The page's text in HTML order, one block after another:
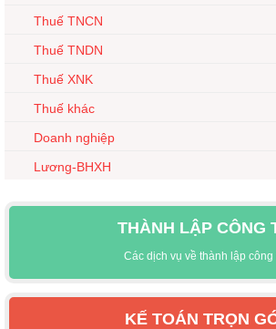
Thuế TNCN
Thuế TNDN
Thuế XNK
Thuế khác
Doanh nghiệp
Lương-BHXH
THÀNH LẬP CÔNG
Các dịch vụ về thành lập công
KẾ TOÁN TRỌN